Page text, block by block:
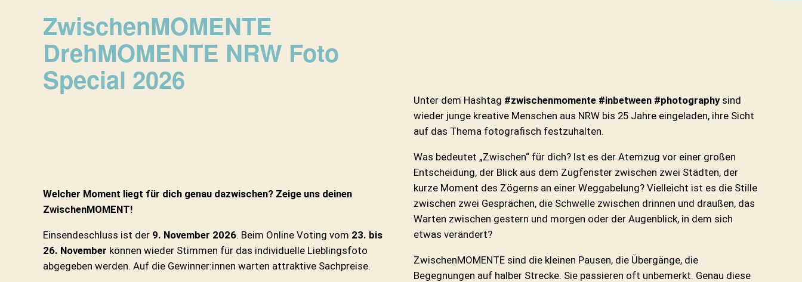
ZwischenMOMENTE
DrehMOMENTE NRW Foto
Special 2026
Welcher Moment liegt für dich genau dazwischen? Zeige uns deinen
ZwischenMOMENT!
Einsendeschluss ist der 9. November 2026. Beim Online Voting vom 23. bis
26. November können wieder Stimmen für das individuelle Lieblingsfoto
abgegeben werden. Auf die Gewinner:innen warten attraktive Sachpreise.
Unter dem Hashtag #zwischenmomente #inbetween #photographysind
wieder junge kreative Menschen aus NRW bis 25 Jahre eingeladen, ihre Sicht
auf das Thema fotografisch festzuhalten.
Was bedeutet „Zwischen“ für dich? Ist es der Atemzug vor einer großen
Entscheidung, der Blick aus dem Zugfenster zwischen zwei Städten, der
kurze Moment des Zögerns an einer Weggabelung? Vielleicht ist es die Stille
zwischen zwei Gesprächen, die Schwelle zwischen drinnen und draußen, das
Warten zwischen gestern und morgen oder der Augenblick, in dem sich
etwas verändert?
ZwischenMOMENTE sind die kleinen Pausen, die Übergänge, die
Begegnungen auf halber Strecke. Sie passieren oft unbemerkt. Genau diese